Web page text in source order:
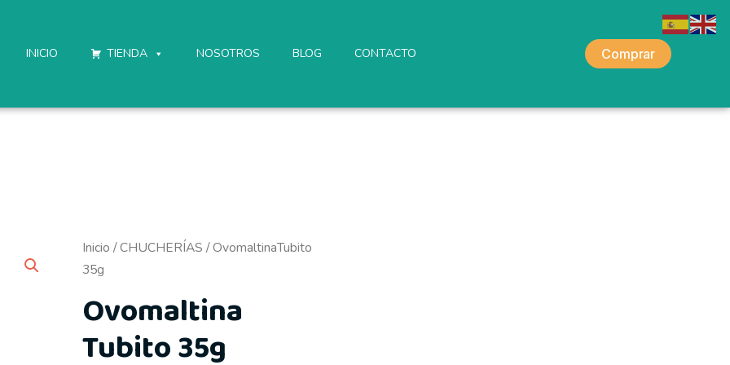
INICIO TIENDA NOSOTROS BLOG CONTACTO Comprar
Inicio /CHUCHERÍAS / OvomaltinaTubito
35g
Ovomaltina
Tubito 35g